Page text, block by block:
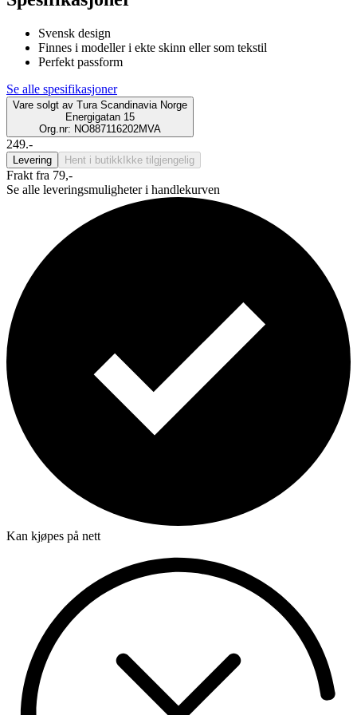
Svensk design
Finnes i modeller i ekte skinn eller som tekstil
Perfekt passform
Se alle spesifikasjoner
Vare solgt av Tura Scandinavia Norge
Energigatan 15
Org.nr: NO887116202MVA
249.-
Levering Hent i butikk Ikke tilgjengelig
Frakt fra 79,-
Se alle leveringsmuligheter i handlekurven
Kan kjøpes på nett